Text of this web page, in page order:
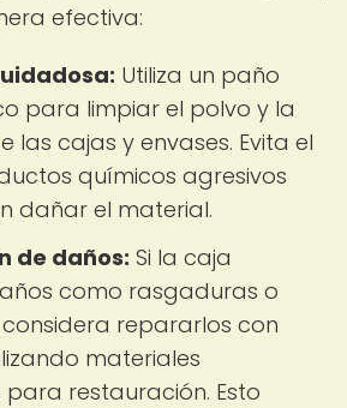
efectiva:
Utiliza un paño
para limpiar el polvo y la
las cajas y envases. Evita el
químicos agresivos
dañar el material.
de daños: Si la caja
como rasgaduras o
repararlos con
materiales
restauración. Esto